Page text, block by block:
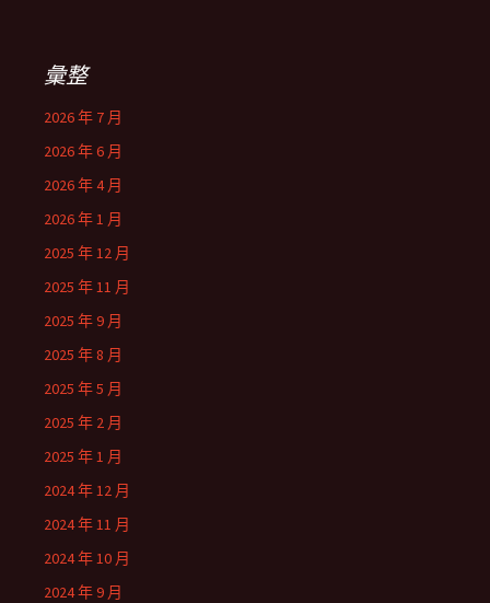
彙整
2026 年 7 月
2026 年 6 月
2026 年 4 月
2026 年 1 月
2025 年 12 月
2025 年 11 月
2025 年 9 月
2025 年 8 月
2025 年 5 月
2025 年 2 月
2025 年 1 月
2024 年 12 月
2024 年 11 月
2024 年 10 月
2024 年 9 月